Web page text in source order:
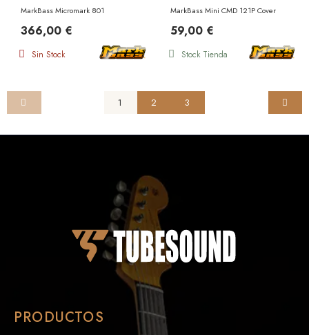
MarkBass Micromark 801
366,00 €
Sin Stock
MarkBass Mini CMD 121P Cover
59,00 €
Stock Tienda
1 2 3
PRODUCTOS